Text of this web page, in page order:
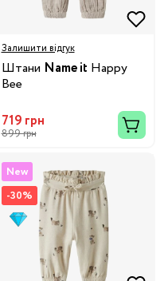
Залишити відгук
Штани Name it Happy
Bee
719 грн
899 грн
New
-30%